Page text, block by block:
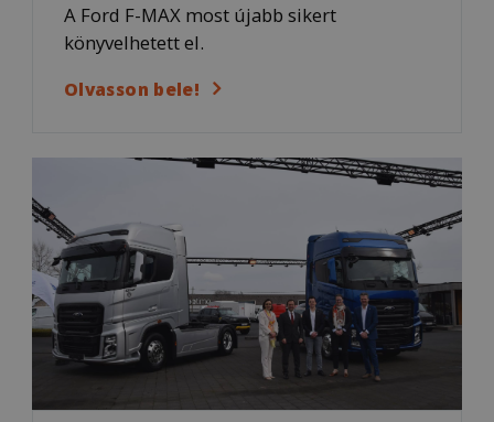
A Ford F-MAX most újabb sikert
könyvelhetett el.
Olvasson bele!